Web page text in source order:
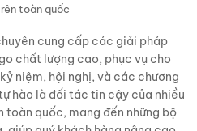
toàn quốc
cung cấp các giải pháp
chất lượng cao, phục vụ cho
niệm, hội nghị, và các chương
hào là đối tác tin cậy của nhiều
toàn quốc, mang đến những bộ